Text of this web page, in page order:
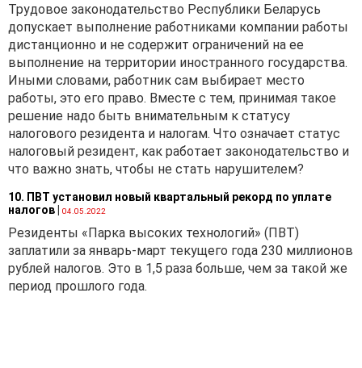
банка на день оказания
услуги путем 100%
предоплаты на счет
резидента (поверенного).
Возникают вопросы:
·подлежит ли
регистрации данный
договор в рамках
постановления № 37?
·требуется ли
информацию об
исполнении данного
договора не позднее 15-го
Трудовое законодательство Республики Беларусь
допускает выполнение работниками компании работы
дистанционно и не содержит ограничений на ее
выполнение на территории иностранного государства.
Иными словами, работник сам выбирает место
работы, это его право. Вместе с тем, принимая такое
решение надо быть внимательным к статусу
налогового резидента и налогам. Что означает статус
налоговый резидент, как работает законодательство и
что важно знать, чтобы не стать нарушителем?
10. ПВТ установил новый квартальный рекорд по уплате
налогов| 04.05.2022
Резиденты «Парка высоких технологий» (ПВТ)
заплатили за январь-март текущего года 230 миллионов
рублей налогов. Это в 1,5 раза больше, чем за такой же
период прошлого года.